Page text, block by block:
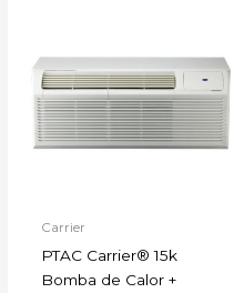
Carrier
PTAC Carrier® 15k
Bomba de Calor +